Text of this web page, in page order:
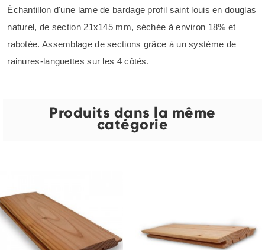
Échantillon d'une lame de bardage profil saint louis en douglas
naturel, de section 21x145 mm, séchée à environ 18% et
rabotée. Assemblage de sections grâce à un système de
rainures-languettes sur les 4 côtés.
Produits dans la même
catégorie